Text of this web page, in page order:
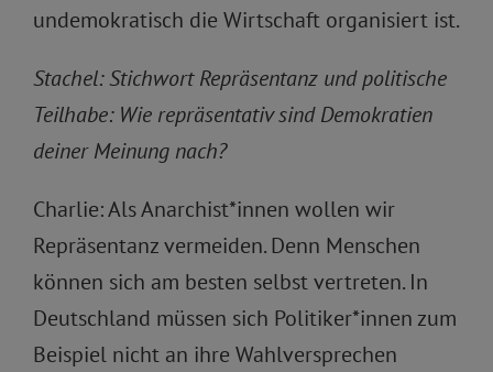
undemokratisch die Wirtschaft organisiert ist.
Stachel: Stichwort Repräsentanz und politische
Teilhabe: Wie repräsentativ sind Demokratien
deiner Meinung nach?
Charlie: Als Anarchist*innen wollen wir
Repräsentanz vermeiden. Denn Menschen
können sich am besten selbst vertreten. In
Deutschland müssen sich Politiker*innen zum
Beispiel nicht an ihre Wahlversprechen